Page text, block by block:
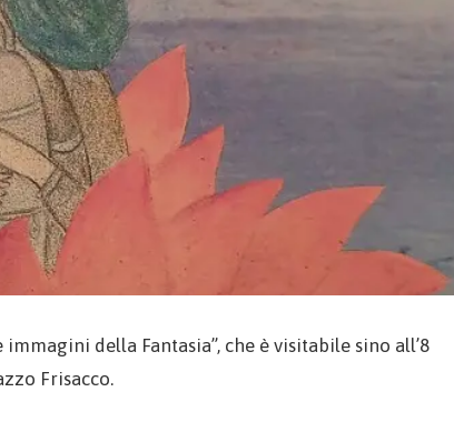
della Fantasia”, che è visitabile sino all’8
Frisacco.